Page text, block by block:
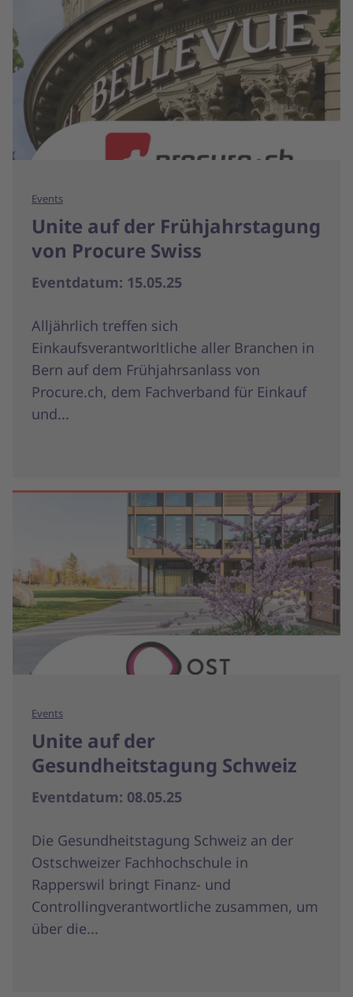
Events
Unite auf der Frühjahrstagung
von Procure Swiss
Eventdatum: 15.05.25
Alljährlich treffen sich
Einkaufsverantworltliche aller Branchen in
Bern auf dem Frühjahrsanlass von
Procure.ch, dem Fachverband für Einkauf
und...
Events
Unite auf der
Gesundheitstagung Schweiz
Eventdatum: 08.05.25
Die Gesundheitstagung Schweiz an der
Ostschweizer Fachhochschule in
Rapperswil bringt Finanz- und
Controllingverantwortliche zusammen, um
über die...